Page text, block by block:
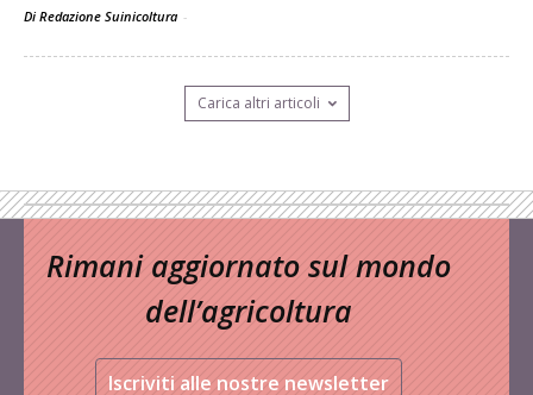
Di Redazione Suinicoltura -
Carica altri articoli
Rimani aggiornato sul mondo
dell’agricoltura
Iscriviti alle nostre newsletter